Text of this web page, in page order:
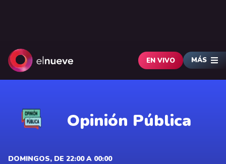
EN VIVO MÁS
Opinión Pública
DOMINGOS, DE 22:00 A 00:00